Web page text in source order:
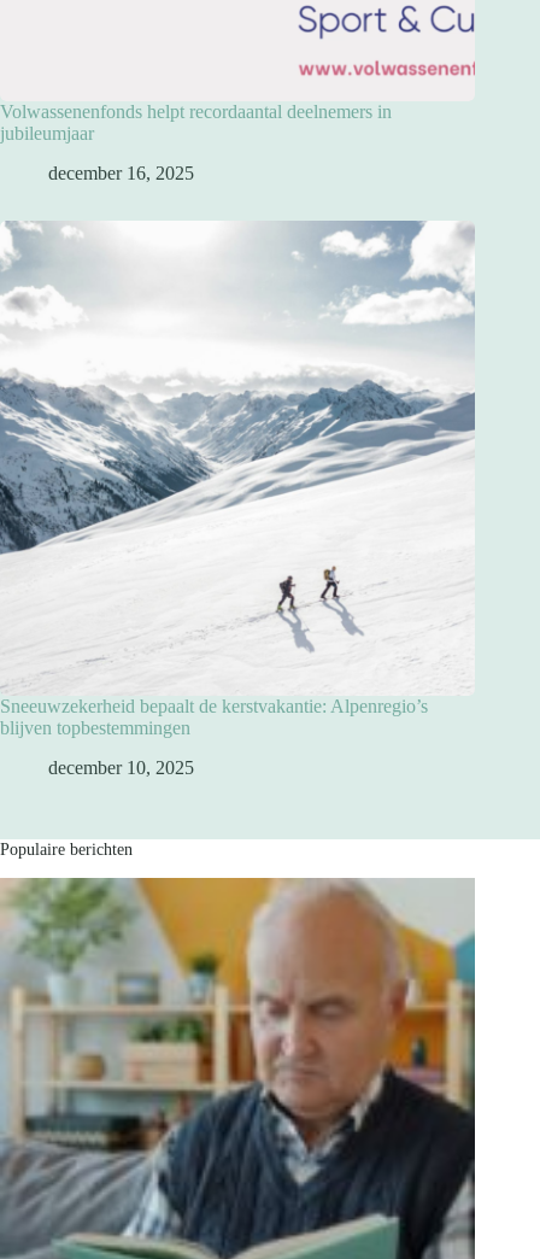
Volwassenenfonds helpt recordaantal deelnemers in
jubileumjaar
december 16, 2025
Sneeuwzekerheid bepaalt de kerstvakantie: Alpenregio’s
blijven topbestemmingen
december 10, 2025
Populaire berichten